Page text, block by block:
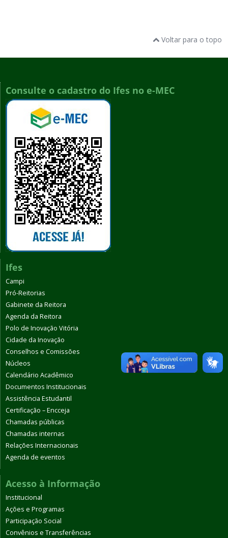
Voltar para o topo
Consulte o cadastro do Ifes no e-MEC
Ifes
Campi
Pró-Reitorias
Gabinete da Reitora
Agenda da Reitora
Polo de Inovação Vitória
Cidade da Inovação
Conselhos e Comissões
Núcleos
Calendário Acadêmico
Documentos Institucionais
Assistência Estudantil
Certificação – Encceja
Chamadas públicas
Chamadas internas
Relações Internacionais
Agenda de eventos
Acesso à Informação
Institucional
Ações e Programas
Participação Social
Convênios e Transferências